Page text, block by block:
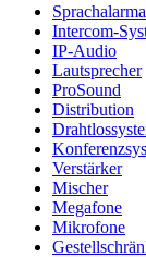
Intercom-
IP-Audio
Lautsprecher
ProSound
Distribution
Verstärker
Mischer
Megafone
Mikrofone